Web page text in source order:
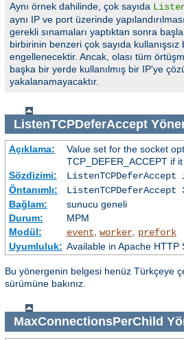
Aynı örnek dahilinde, çok sayıda
aynı IP ve port üzerinde
gerekli sınamaları yaptıktan sonra
birbirinin benzeri çok sayıda
engellenecektir. Ancak, olası tüm
başka bir yerde kullanılmış bir IP'ye
yakalanamayacaktır.
ListenTCPDeferAccept
Açıklama:
Value set for the socket
TCP_DEFER_ACCEPT if
Sözdizimi:
ListenTCPDeferAccept
Öntanımlı:
ListenTCPDeferAccept
Bağlam:
sunucu geneli
Durum:
MPM
Modül:
event, worker, prefork
Uyumluluk: Available in Apache
Bu yönergenin belgesi henüz Türkçeye
sürümüne bakınız.
MaxConnectionsPerChild